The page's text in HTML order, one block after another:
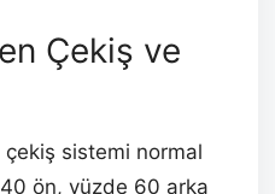
Çekiş ve
sistemi normal
ön, yüzde 60 arka